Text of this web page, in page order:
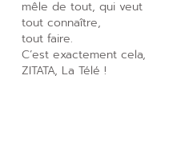
mêle de tout, qui veut
tout connaître,
tout faire.
C’est exactement cela,
ZITATA, La Télé !